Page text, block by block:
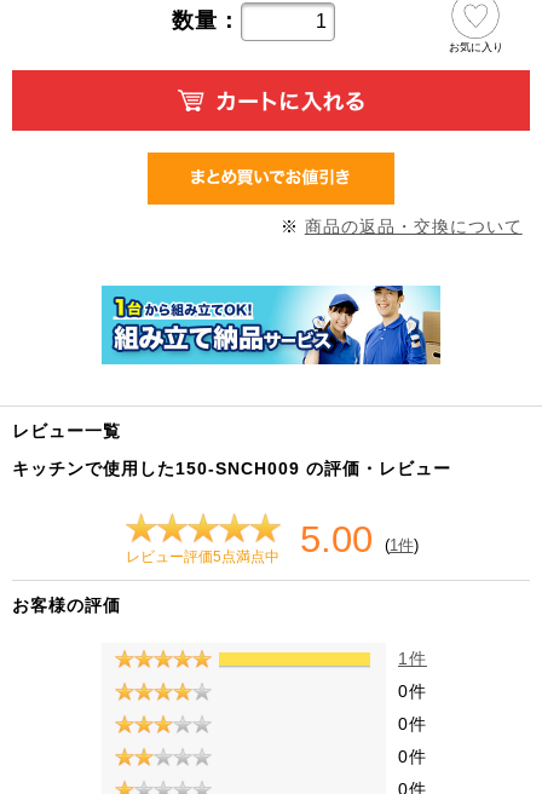
数量：
お気に入り
※ 商品の返品・交換について
レビュー一覧
キッチンで使用した150-SNCH009 の評価・レビュー
レビュー評価5点満点中 5.00 (1件)
お客様の評価
1件
0件
0件
0件
0件